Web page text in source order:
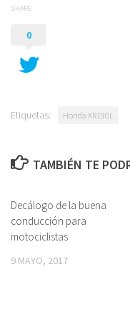
SHARE
0
Etiquetas: Honda XR190L
TAMBIÉN TE
Decálogo de la buena
conducción para
motociclistas
9 MAYO, 2017